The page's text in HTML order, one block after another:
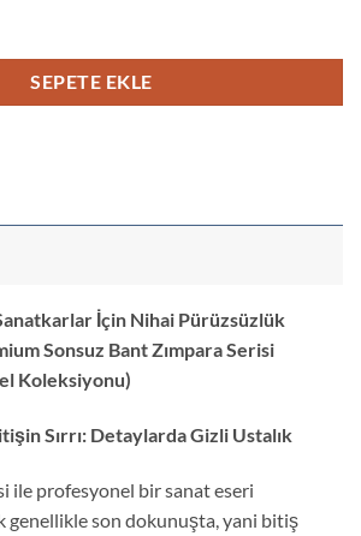
SEPETE EKLE
İçin Nihai Pürüzsüzlük
Sonsuz Bant Zımpara Serisi
Koleksiyonu)
Sırrı: Detaylarda Gizli Ustalık
ile profesyonel bir sanat eseri
genellikle son dokunuşta, yani bitiş